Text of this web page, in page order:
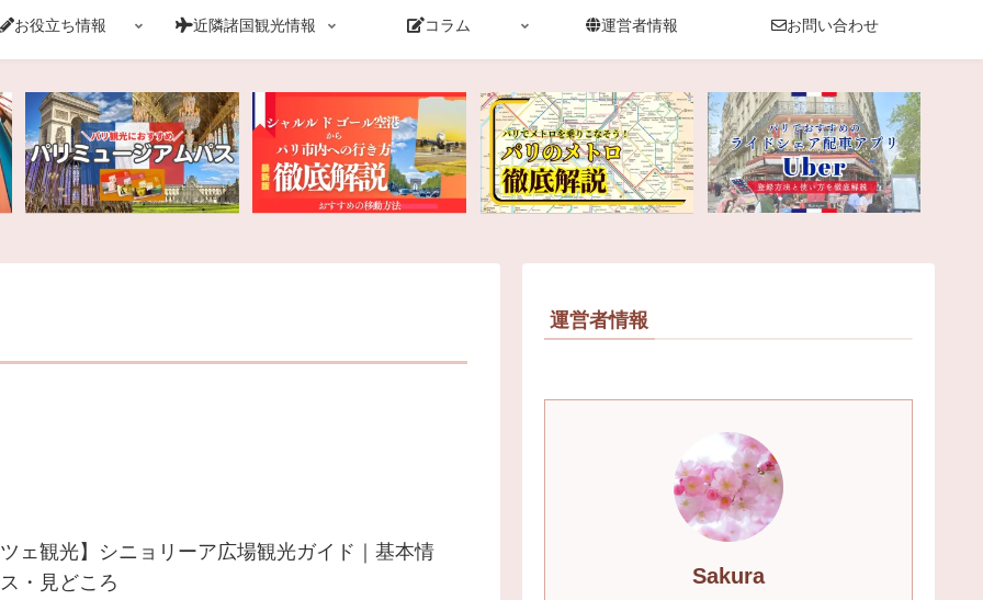
お役立ち情報 近隣諸国観光情報 コラム 運営者情報 お問い合わせ
ツェ観光】シニョリーア広場観光ガイド｜基本情
・見どころ
運営者情報
Sakura